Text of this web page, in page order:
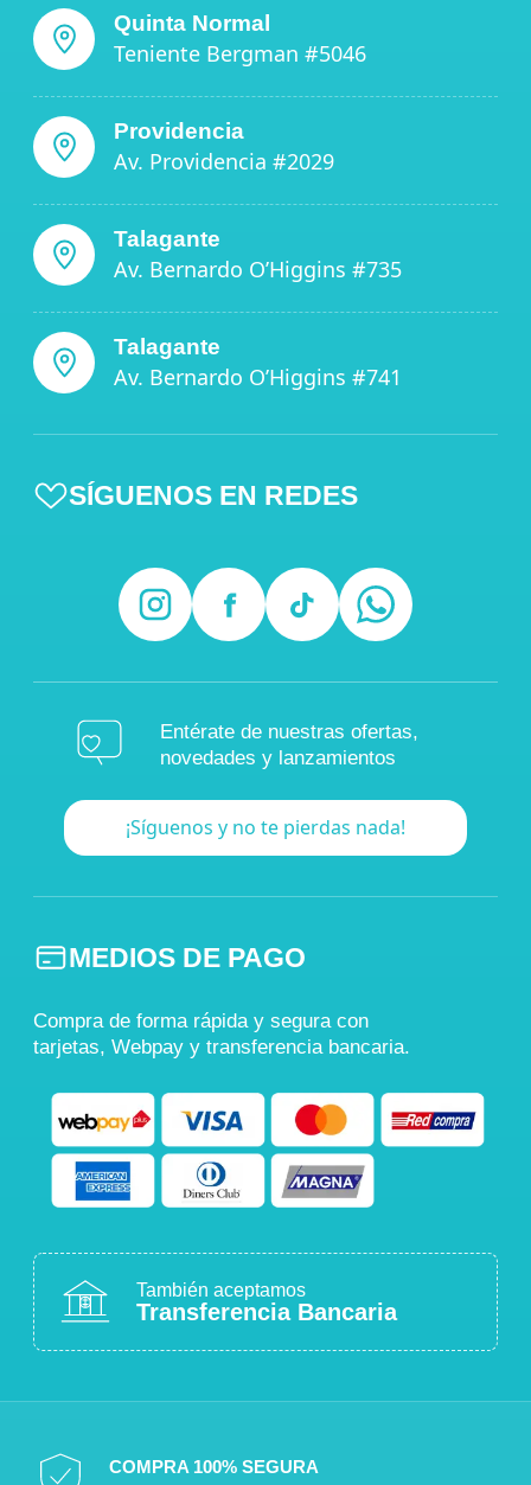
Quinta Normal
Teniente Bergman #5046
Providencia
Av. Providencia #2029
Talagante
Av. Bernardo O’Higgins #735
Talagante
Av. Bernardo O’Higgins #741
SÍGUENOS EN REDES
Entérate de nuestras ofertas,
novedades y lanzamientos
¡Síguenos y no te pierdas nada!
MEDIOS DE PAGO
Compra de forma rápida y segura con
tarjetas, Webpay y transferencia bancaria.
También aceptamos
Transferencia Bancaria
COMPRA 100% SEGURA